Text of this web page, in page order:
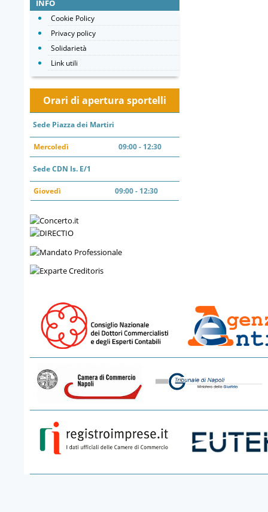
INFO
Cookie Policy
Privacy policy
Solidarietà
Link utili
Orari di apertura sportelli
Sede Piazza dei Martiri
Mercoledì 09:00 - 12:30
Sede CDN Is. E/1
Giovedì 09:00 - 12:30